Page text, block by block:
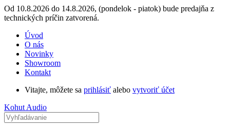
Od 10.8.2026 do 14.8.2026, (pondelok - piatok) bude predajňa z
technických príčin zatvorená.
Úvod
O nás
Novinky
Showroom
Kontakt
Vitajte, môžete sa prihlásiť alebo vytvoriť účet
Kohut Audio